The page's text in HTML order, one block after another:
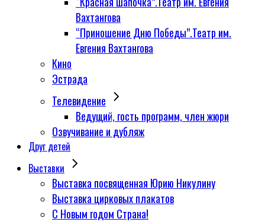
Вахтангова
“Приношение Дню Победы”.Театр им.
Евгения Вахтангова
Кино
Эстрада
Телевидение
Ведущий, гость программ, член жюри
Озвучивание и дубляж
Друг детей
Выставки
Выставка посвященная Юрию Никулину
Выставка цирковых плакатов
С Новым годом Страна!